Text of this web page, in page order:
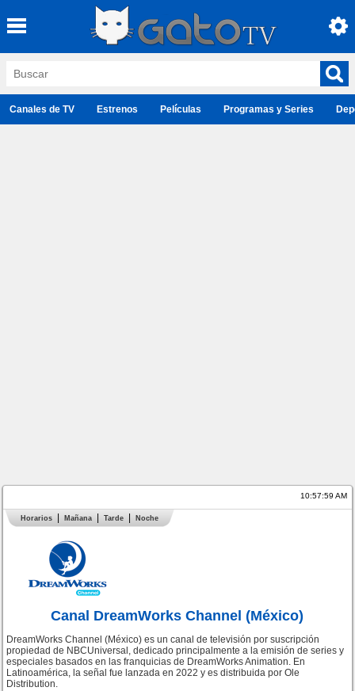
Canales de TV Estrenos Películas Programas y Series
10:57:59 AM
Horarios Mañana Tarde Noche
Canal DreamWorks Channel (México)
DreamWorks Channel (México) es un canal de televisión por suscripción
propiedad de NBCUniversal, dedicado principalmente a la emisión de series y
especiales basados en las franquicias de DreamWorks Animation. En
Latinoamérica, la señal fue lanzada en 2022 y es distribuida por Ole
Distribution.